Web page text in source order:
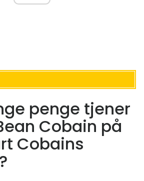
penge tjener
Cobain på
Cobains